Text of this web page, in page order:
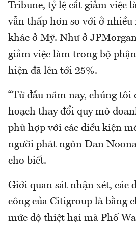
Tribune, tỷ lệ cắt giảm việc
vẫn thấp hơn so với ở nhiều
khác ở Mỹ. Như ở
giảm việc làm trong bộ
hiện đã lên tới 25%.
“Từ đầu năm nay, chúng tôi
hoạch thay đổi quy mô
phù hợp với các điều kiện
người phát ngôn Dan
cho biết.
Giới quan sát nhận xét, các
công của Citigroup là bằng
mức độ thiệt hại mà Phố